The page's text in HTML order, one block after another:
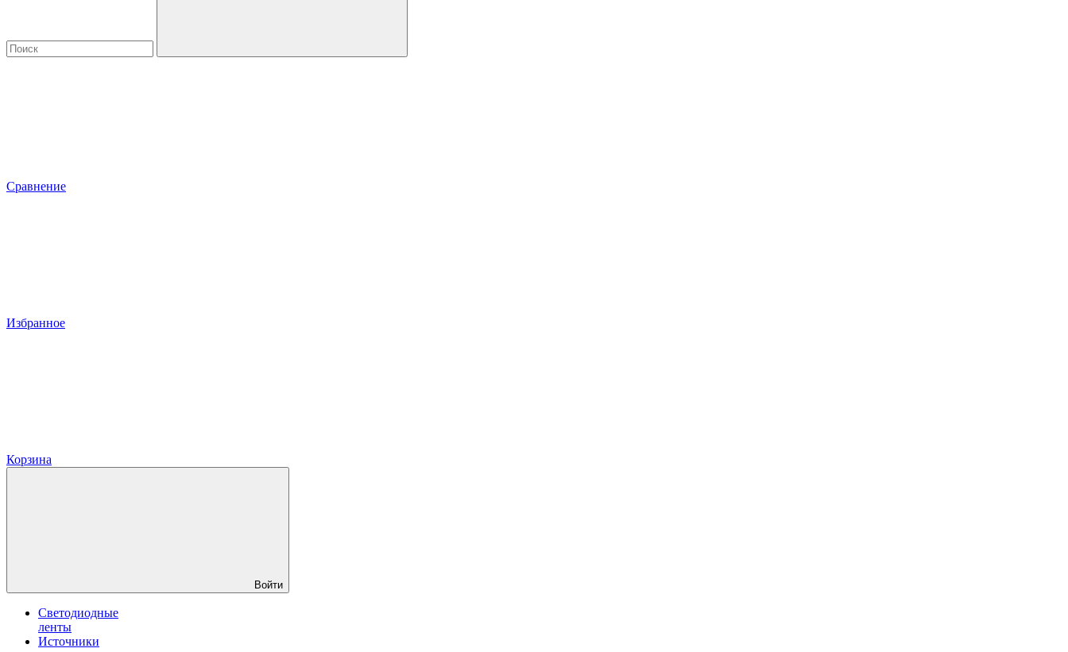
Сравнение
Избранное
Корзина
Войти
Светодиодные
ленты
Источники